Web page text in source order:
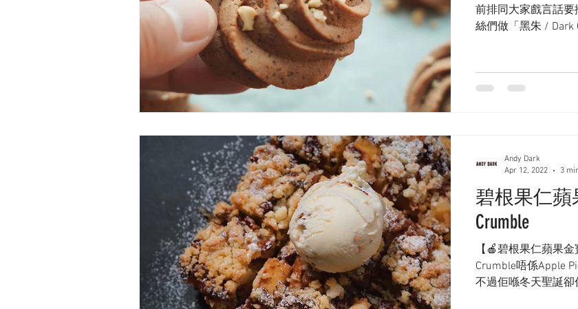
前排同大家戲言話
絲們做「黑朱 / Dark
碧根果仁蘋
Crumble
【🍎碧根果仁蘋果
Crumble唔係Apple
不過佢喺冬天聖誕
Andy Dark
Apr 12, 2022
3